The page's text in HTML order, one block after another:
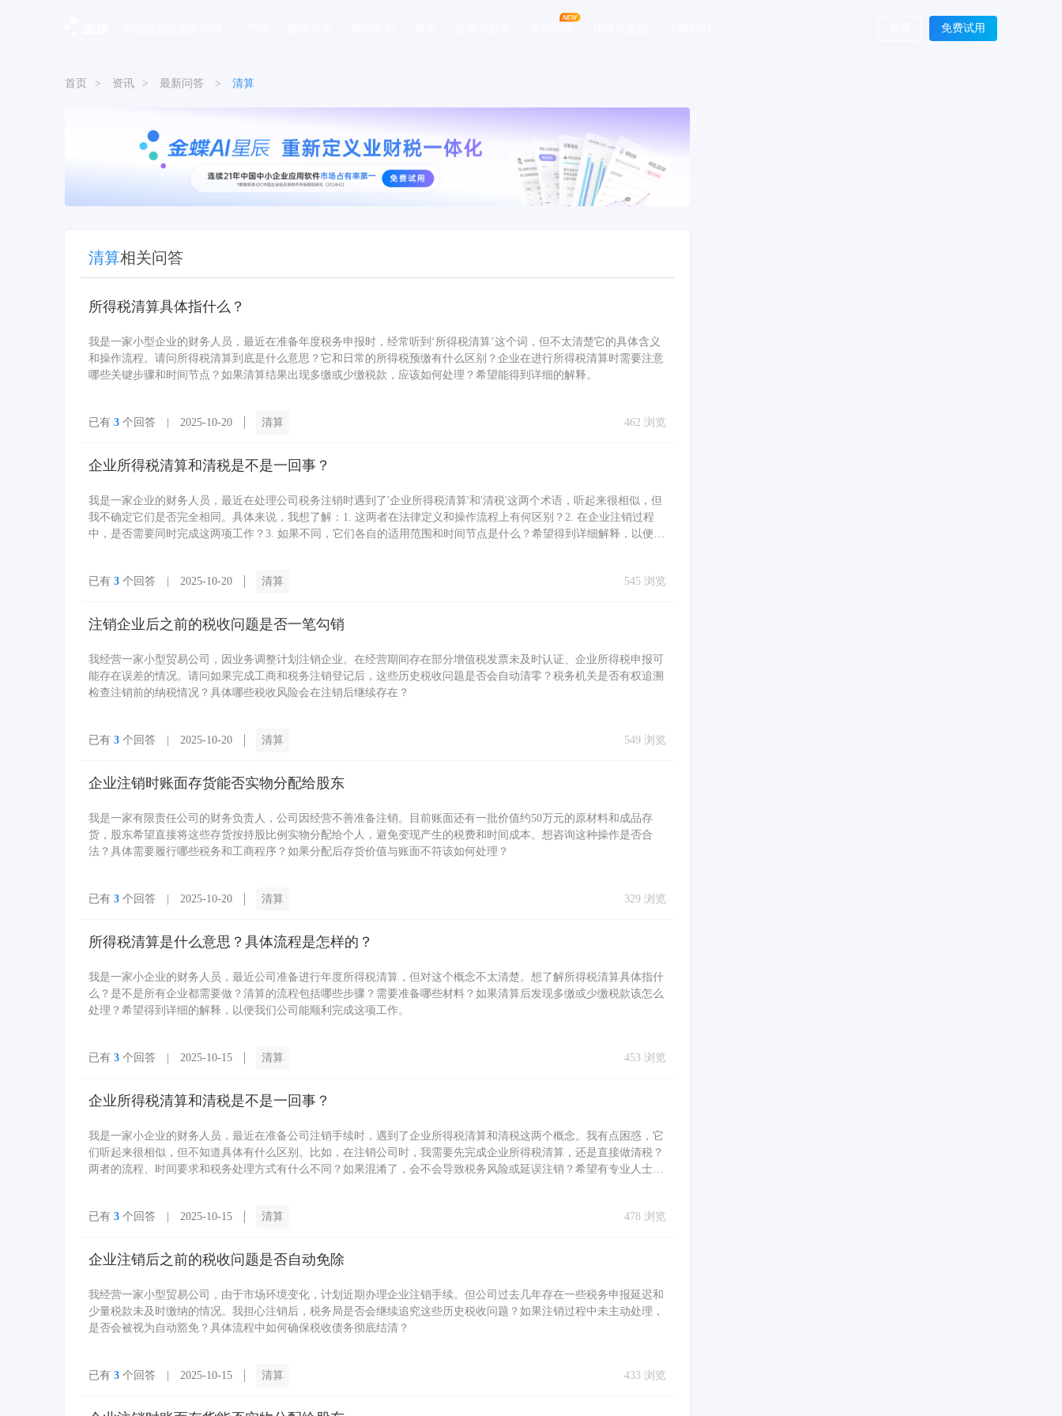
免费试用
首页 > 资讯 > 最新问答 > 清算
清算相关问答
所得税清算具体指什么？
我是一家小型企业的财务人员，最近在准备年度税务申报时，经常听到‘所得税清算’这个词，但不太清楚它的具体含义
和操作流程。请问所得税清算到底是什么意思？它和日常的所得税预缴有什么区别？企业在进行所得税清算时需要注意
哪些关键步骤和时间节点？如果清算结果出现多缴或少缴税款，应该如何处理？希望能得到详细的解释。
已有 3 个回答 | 2025-10-20 清算 462 浏览
企业所得税清算和清税是不是一回事？
我是一家企业的财务人员，最近在处理公司税务注销时遇到了'企业所得税清算'和'清税'这两个术语，听起来很相似，但
我不确定它们是否完全相同。具体来说，我想了解：1. 这两者在法律定义和操作流程上有何区别？2. 在企业注销过程
中，是否需要同时完成这两项工作？3. 如果不同，它们各自的适用范围和时间节点是什么？希望得到详细解释，以便正
已有 3 个回答 | 2025-10-20 清算 545 浏览
注销企业后之前的税收问题是否一笔勾销
我经营一家小型贸易公司，因业务调整计划注销企业。在经营期间存在部分增值税发票未及时认证、企业所得税申报可
能存在误差的情况。请问如果完成工商和税务注销登记后，这些历史税收问题是否会自动清零？税务机关是否有权追溯
检查注销前的纳税情况？具体哪些税收风险会在注销后继续存在？
已有 3 个回答 | 2025-10-20 清算 549 浏览
企业注销时账面存货能否实物分配给股东
我是一家有限责任公司的财务负责人，公司因经营不善准备注销。目前账面还有一批价值约50万元的原材料和成品存
货，股东希望直接将这些存货按持股比例实物分配给个人，避免变现产生的税费和时间成本。想咨询这种操作是否合
法？具体需要履行哪些税务和工商程序？如果分配后存货价值与账面不符该如何处理？
已有 3 个回答 | 2025-10-20 清算 329 浏览
所得税清算是什么意思？具体流程是怎样的？
我是一家小企业的财务人员，最近公司准备进行年度所得税清算，但对这个概念不太清楚。想了解所得税清算具体指什
么？是不是所有企业都需要做？清算的流程包括哪些步骤？需要准备哪些材料？如果清算后发现多缴或少缴税款该怎么
处理？希望得到详细的解释，以便我们公司能顺利完成这项工作。
已有 3 个回答 | 2025-10-15 清算 453 浏览
企业所得税清算和清税是不是一回事？
我是一家小企业的财务人员，最近在准备公司注销手续时，遇到了企业所得税清算和清税这两个概念。我有点困惑，它
们听起来很相似，但不知道具体有什么区别。比如，在注销公司时，我需要先完成企业所得税清算，还是直接做清税？
两者的流程、时间要求和税务处理方式有什么不同？如果混淆了，会不会导致税务风险或延误注销？希望有专业人士能
已有 3 个回答 | 2025-10-15 清算 478 浏览
企业注销后之前的税收问题是否自动免除
我经营一家小型贸易公司，由于市场环境变化，计划近期办理企业注销手续。但公司过去几年存在一些税务申报延迟和
少量税款未及时缴纳的情况。我担心注销后，税务局是否会继续追究这些历史税收问题？如果注销过程中未主动处理，
是否会被视为自动豁免？具体流程中如何确保税收债务彻底结清？
已有 3 个回答 | 2025-10-15 清算 433 浏览